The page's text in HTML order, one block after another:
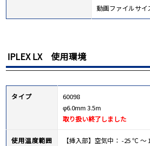
動画ファイルサイ
IPLEX LX 使用環境
タイプ
60098
φ6.0mm 3.5m
取り扱い終了しました
使用温度範囲
【挿入部】空気中： -25 ℃